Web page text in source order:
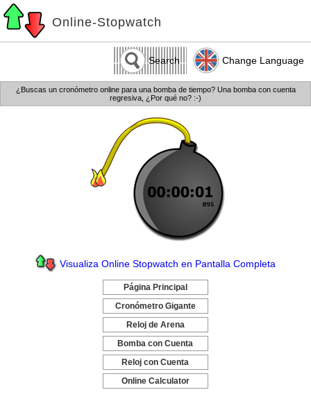
Online-Stopwatch
Search Change Language
¿Buscas un cronómetro online para una bomba de tiempo? Una bomba con cuenta
regresiva, ¿Por qué no? :-)
Visualiza Online Stopwatch en Pantalla Completa
Página Principal
-
Cronómetro Gigante
-
Reloj de Arena
-
Bomba con Cuenta
Regresiva
-
Reloj con Cuenta
Regresiva
-
Online Calculator